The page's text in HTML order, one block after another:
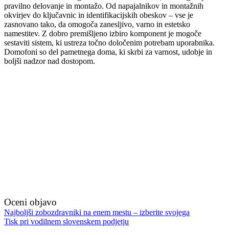
pravilno delovanje in montažo. Od napajalnikov in montažnih
okvirjev do ključavnic in identifikacijskih obeskov – vse je
zasnovano tako, da omogoča zanesljivo, varno in estetsko
namestitev. Z dobro premišljeno izbiro komponent je mogoče
sestaviti sistem, ki ustreza točno določenim potrebam uporabnika.
Domofoni so del pametnega doma, ki skrbi za varnost, udobje in
boljši nadzor nad dostopom.
Oceni objavo
Navigacija
prispevka
Najboljši zobozdravniki na enem mestu – izberite svojega
Tisk pri vodilnem slovenskem podjetju